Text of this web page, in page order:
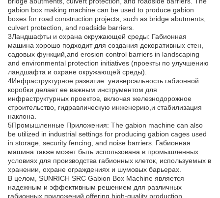
gabion box making machine can be used to produce gabion
boxes for road construction projects, such as bridge abutments,
culvert protection, and roadside barriers.
3Ландшафты и охрана окружающей среды: Габионная
машина хорошо подходит для создания декоративных стен,
садовых функций,and erosion control barriers in landscaping
and environmental protection initiatives (проекты по улучшению
ландшафта и охране окружающей среды).
4Инфраструктурное развитие: универсальность габионной
коробки делает ее важным инструментом для
инфраструктурных проектов, включая железнодорожное
строительство, гидравлическую инженерию,и стабилизация
наклона.
5Промышленные Приложения: The gabion machine can also
be utilized in industrial settings for producing gabion cages used
in storage, security fencing, and noise barriers. Габионная
машина также может быть использована в промышленных
условиях для производства габионных клеток, используемых в
хранении, охране ограждениях и шумовых барьерах.
В целом, SUNRICH SRC Gabion Box Machine является
надежным и эффективным решением для различных
габионных приложений.offering high-quality production